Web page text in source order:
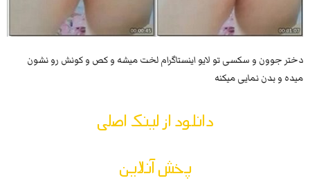
دختر جوون و سکسی تو لایو اینستاگرام لخت میشه و کص و کونش رو نشون
میده و بدن نمایی میکنه
دانلود از لینک اصلی
پخش آنلاین